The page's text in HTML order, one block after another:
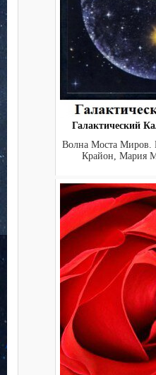
Галактический
Волна Моста Миров.
Крайон, Мария